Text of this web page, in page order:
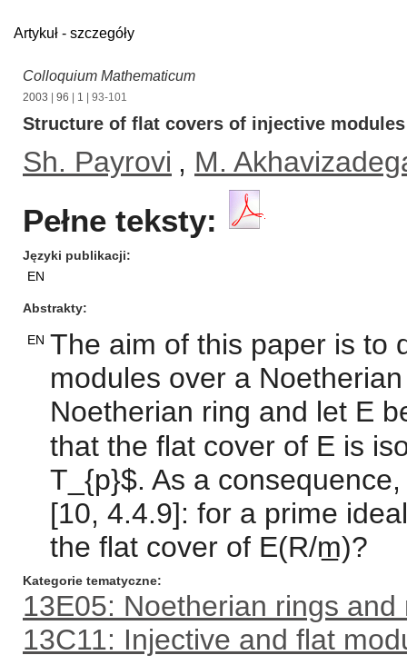
Artykuł - szczegóły
Colloquium Mathematicum
2003 96 1 | 93-101
Structure of flat covers of injective modules
Sh. Payrovi , M.
Pełne teksty:
Języki publikacji
EN
Abstrakty
EN The aim of this paper is to
modules over a
Noetherian ring and let E
that the flat cover of E is
T_{p}$. As a
[10, 4.4.9]: for a prime
the flat cover of E(R/m̲)?
Kategorie tematyczne
13E05: Noetherian rings and
13C11: Injective and flat